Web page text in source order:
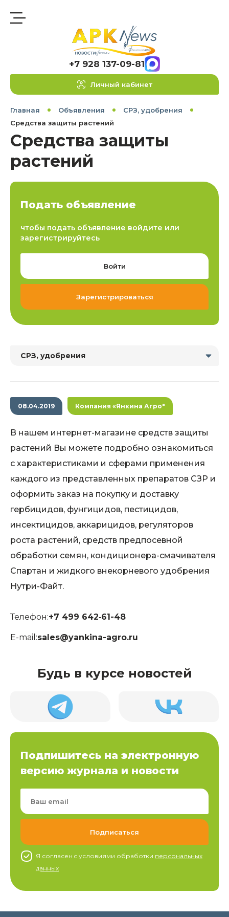
+7 928 137-09-81
Личный кабинет
Главная Объявления
СРЗ, удобрения
Средства защиты растений
Средства защиты
растений
Подать объявление
чтобы подать объявление войдите или
зарегистрируйтесь
Войти
Зарегистрироваться
СРЗ, удобрения
08.04.2019 Компания «Янкина Агро"
В нашем интернет-магазине средств защиты
растений Вы можете подробно ознакомиться
с характеристиками и сферами применения
каждого из представленных препаратов СЗР и
оформить заказ на покупку и доставку
гербицидов, фунгицидов, пестицидов,
инсектицидов, аккарицидов, регуляторов
роста растений, средств предпосевной
обработки семян, кондиционера-смачивателя
Спартан и жидкого внекорневого удобрения
Нутри-Файт.
Телефон:+7 499 642‑61-48
E-mail:sales@yankina-agro.ru
Будь в курсе новостей
Подпишитесь на электронную
версию журнала и новости
Я согласен c условиями обработки персональных
данных